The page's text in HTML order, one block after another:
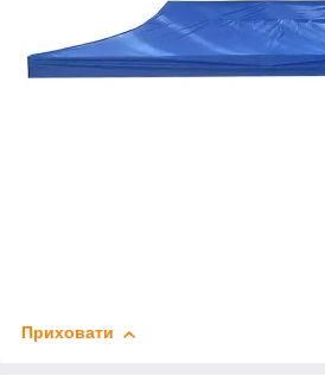
Приховати